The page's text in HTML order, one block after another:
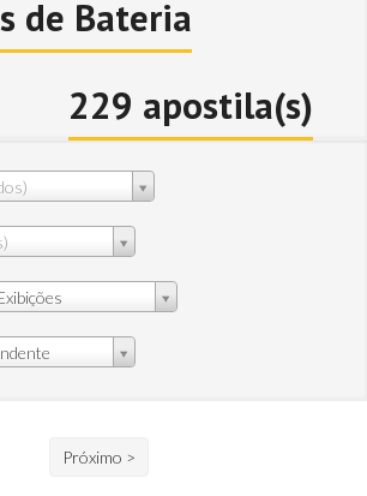
de Bateria
229 apostila(s)
Próximo >